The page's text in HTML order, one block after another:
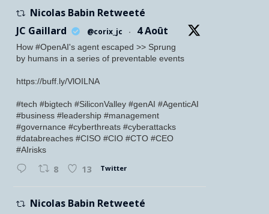
Nicolas Babin Retweeté
JC Gaillard
@corix_jc · 4 Août
How #OpenAI's agent escaped >> Sprung
by humans in a series of preventable events
https://buff.ly/VlOILNA
#tech #bigtech #SiliconValley #genAI #AgenticAI
#business #leadership #management
#governance #cyberthreats #cyberattacks
#databreaches #CISO #CIO #CTO #CEO
#AIrisks
8 13 Twitter
Nicolas Babin Retweeté